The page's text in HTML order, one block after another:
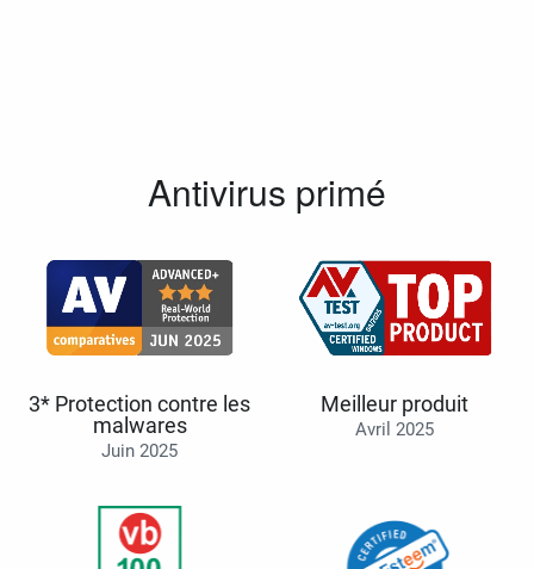
Antivirus primé
3* Protection contre les
malwares
Juin 2025
Meilleur produit
Avril 2025